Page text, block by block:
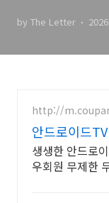
by The Letter
http://
안드로이드
생생한 안드로
우회원 무제한